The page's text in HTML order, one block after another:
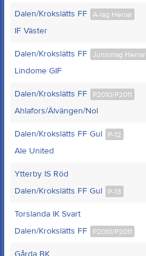
A-lag Herrar
Dalen/Krokslätts FF
IF Väster
Juniorlag Herrar
Dalen/Krokslätts FF
Lindome GIF
P2010/P2011
Dalen/Krokslätts FF
Ahlafors/Älvängen/Nol
P-12
Dalen/Krokslätts FF Gul
Ale United
Ytterby IS Röd
P-13
Dalen/Krokslätts FF Gul
Torslanda IK Svart
P2010/P2011
Dalen/Krokslätts FF